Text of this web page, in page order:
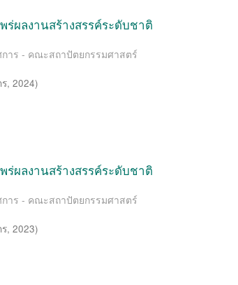
ร่ผลงานสร้างสรรค์ระดับชาติ
การ - คณะสถาปัตยกรรมศาสตร์
,2024)
ร่ผลงานสร้างสรรค์ระดับชาติ
การ - คณะสถาปัตยกรรมศาสตร์
,2023)